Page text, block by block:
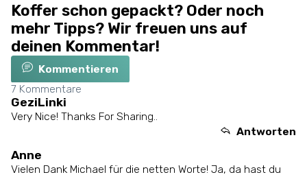
Koffer schon gepackt? Oder noch
mehr Tipps? Wir freuen uns auf
deinen Kommentar!
Kommentieren
7 Kommentare
GeziLinki
Very Nice! Thanks For Sharing..
Antworten
Anne
Vielen Dank Michael für die netten Worte! Ja, da hast du